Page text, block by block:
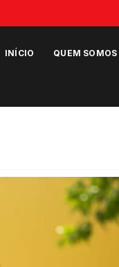
INÍCIO QUEM SOMOS